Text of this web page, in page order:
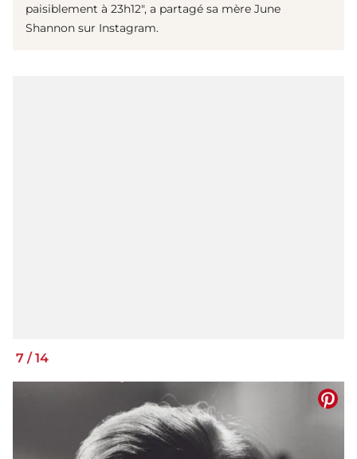
paisiblement à 23h12", a partagé sa mère June
Shannon sur Instagram.
7 /14